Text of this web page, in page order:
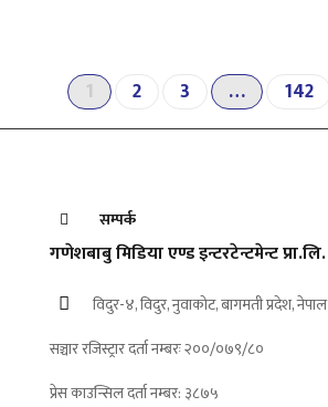
1 2 3 … 142
सम्पर्क
गणेशबाबु मिडिया एण्ड इन्टरटेन्टमेन्ट प्रा.लि.
विदुर-४, विदुर, नुवाकोट, बागमती प्रदेश, नेपाल
सञ्चार रजिस्ट्रार दर्ता नम्बरः २००/०७९/८०
प्रेस काउन्सिल दर्ता नम्बर: ३८७५